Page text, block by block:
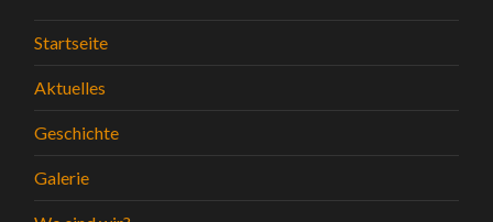
Startseite
Aktuelles
Geschichte
Galerie